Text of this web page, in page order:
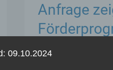
Anfrage
wurden
09.10.2024